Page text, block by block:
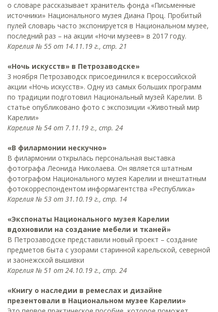
о словаре рассказывает хранитель фонда «Письменные
источники» Национального музея Диана Проц. Пробитый
пулей словарь часто экспонируется в Национальном музее,
последний раз – на акции «Ночи музеев» в 2017 году.
Карелия № 55 от 14.11.19 г., стр. 21
«Ночь искусств» в Петрозаводске»
3 ноября Петрозаводск присоединился к всероссийской
акции «Ночь искусств». Одну из самых больших программ
по традиции подготовил Национальный музей Карелии. В
статье опубликовано фото с экспозиции «Животный мир
Карелии»
Карелия № 54 от 7.11.19 г., стр. 24
«В филармонии нескучно»
В филармонии открылась персональная выставка
фотографа Леонида Николаева. Он является штатным
фотографом Национального музея Карелии и внештатным
фотокорреспондентом информагентства «Республика»
Карелия № 53 от 31.10.19 г., стр. 14
«Экспонаты Национального музея Карелии
вдохновили на создание мебели и тканей»
В Петрозаводске представили новый проект – создание
предметов быта с узорами старинной карельской, северной
и заонежской вышивки
Карелия № 51 от 24.10.19 г., стр. 24
«Книгу о наследии в ремеслах и дизайне
презентовали в Национальном музее Карелии»